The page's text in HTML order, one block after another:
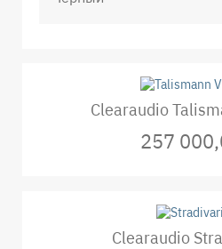
Clearaudio
257
Clearaudio